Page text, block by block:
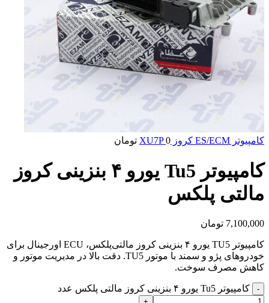
کامپیوتر ES/ECM کروز XU7P 0 تومان
کامپیوتر Tu5 یورو ۴ بنزینی کروز
مالتی پلکس
7,100,000 تومان
کامپیوتر TU5 یورو ۴ بنزینی کروز مالتی‌پلکس، ECU اورجینال برای
خودروهای پژو و سمند با موتور TU5. دقت بالا در مدیریت موتور و
کاهش مصرف سوخت.
کامپیوتر Tu5 یورو ۴ بنزینی کروز مالتی پلکس عدد